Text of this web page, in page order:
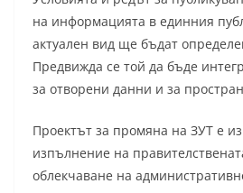
на информацията в единния
актуален вид ще бъдат
Предвижда се той да бъде
за отворени данни и за
Проектът за промяна на ЗУТ е
изпълнение на
облекчаване на